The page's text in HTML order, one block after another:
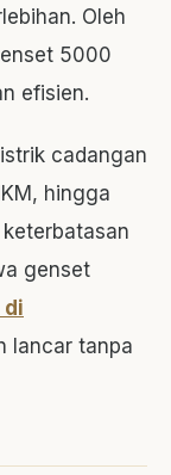
Oleh
5000
efisien.
cadangan
hingga
genset
di
lancar tanpa